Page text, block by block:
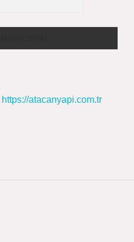
https://atacanyapi.com.tr